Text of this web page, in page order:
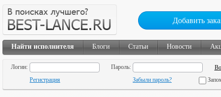
Добавить
Найти исполнителя Блоги Статьи Новости
Логин:
Пароль:
Регистрация
Забыли пароль?